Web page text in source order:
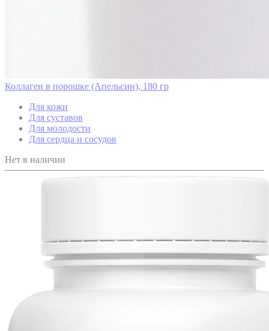
Коллаген в порошке (Апельсин), 180 гр
Для кожи
Для суставов
Для молодости
Для сердца и сосудов
Нет в наличии